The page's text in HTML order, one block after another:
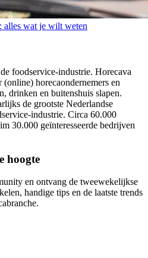
alles wat je wilt weten
foodservice-industrie. Horecava
horecaondernemers en
drinken en buitenshuis slapen.
de grootste Nederlandse
industrie. Circa 60.000
30.000 geïnteresseerde bedrijven
hoogte
en ontvang de tweewekelijkse
handige tips en de laatste trends